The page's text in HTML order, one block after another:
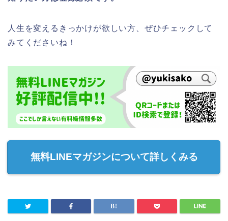
人生を変えるきっかけが欲しい方、ぜひチェックして
みてくださいね！
無料LINEマガジンについて詳しくみる